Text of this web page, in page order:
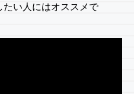
たい人にはオススメで